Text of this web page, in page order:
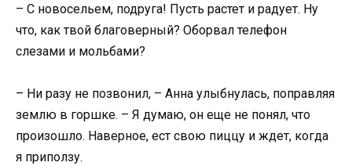
– С новосельем, подруга! Пусть растет и радует. Ну
что, как твой благоверный? Оборвал телефон
слезами и мольбами?
– Ни разу не позвонил, – Анна улыбнулась, поправляя
землю в горшке. – Я думаю, он еще не понял, что
произошло. Наверное, ест свою пиццу и ждет, когда
я приползу.